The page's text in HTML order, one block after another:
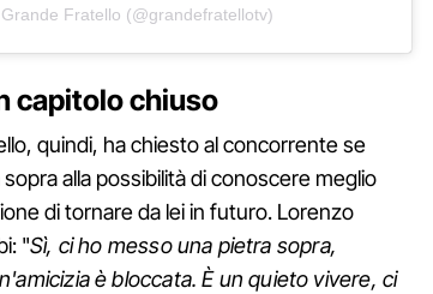
Fratello (@grandefratellotv)
capitolo chiuso
quindi, ha chiesto al concorrente se
alla possibilità di conoscere meglio
di tornare da lei in futuro. Lorenzo
"Sì, ci ho messo una pietra sopra,
è bloccata. È un quieto vivere, ci